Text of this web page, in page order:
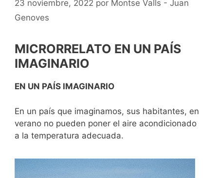
23 noviembre, 2022 por Montse Valls - Juan
Genoves
MICRORRELATO EN UN PAÍS
IMAGINARIO
EN UN PAÍS IMAGINARIO
En un país que imaginamos, sus habitantes, en
verano no pueden poner el aire acondicionado
a la temperatura adecuada.